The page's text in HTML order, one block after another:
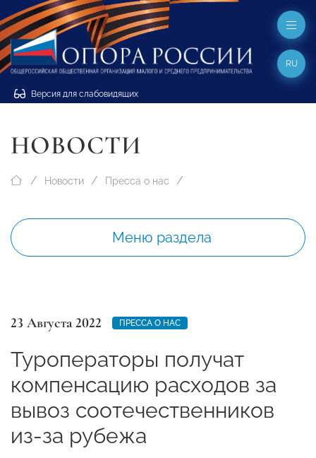
Версия для слабовидящих
RU
НОВОСТИ
Новости Пресса о нас
Меню раздела
23 Августа 2022 ПРЕССА О НАС
Туроператоры получат
компенсацию расходов за
вывоз соотечественников
из-за рубежа